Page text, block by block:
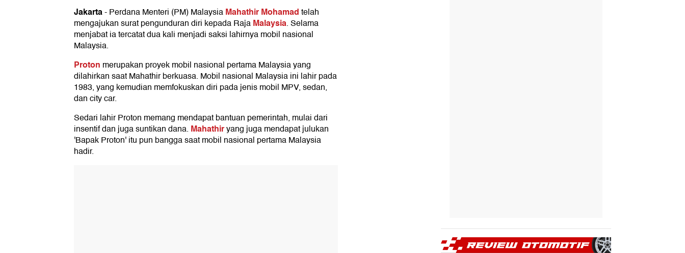
Jakarta-Perdana Menteri (PM) MalaysiaMahathir Mohamadtelah
mengajukan surat pengunduran diri kepada RajaMalaysia. Selama
menjabat ia tercatat dua kali menjadi saksi lahirnya mobil nasional
Malaysia.
Proton merupakan proyek mobil nasional pertama Malaysia yang
dilahirkan saat Mahathir berkuasa. Mobil nasional Malaysia ini lahir pada
1983, yang kemudian memfokuskan diri pada jenis mobil MPV, sedan,
dan city car.
Sedari lahir Proton memang mendapat bantuan pemerintah, mulai dari
insentif dan juga suntikan dana. Mahathiryang juga mendapat julukan
'Bapak Proton' itu pun bangga saat mobil nasional pertama Malaysia
hadir.